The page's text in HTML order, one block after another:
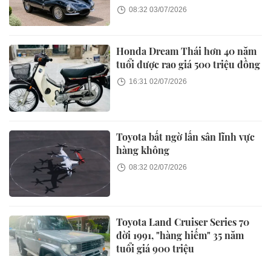
08:32 03/07/2026
Honda Dream Thái hơn 40 năm
tuổi được rao giá 500 triệu đồng
16:31 02/07/2026
Toyota bất ngờ lấn sân lĩnh vực
hàng không
08:32 02/07/2026
Toyota Land Cruiser Series 70
đời 1991, "hàng hiếm" 35 năm
tuổi giá 900 triệu